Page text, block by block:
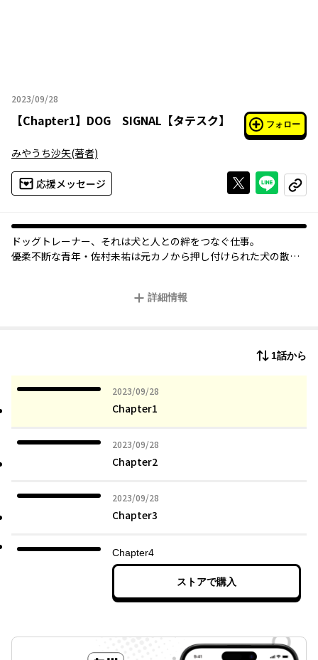
2023/09/28
2023年09月28日
【Chapter1】 DOG SIGNAL【タテスク】 フォロー
みやうち沙矢(著者)
応援メッセージ Xで投稿する
ライン
コピー
ドッグトレーナー、それは犬と人との絆をつなぐ仕事。
優柔不断な青年・佐村未祐は元カノから押し付けられた犬の散歩
新米ドッグトレーナーの成長ストーリー！
詳細情報
1話から
2023/09/28
2023年09月28日
Chapter1
2023/09/28
2023年09月28日
Chapter2
2023/09/28
2023年09月28日
Chapter3
Chapter4
ストアで購入